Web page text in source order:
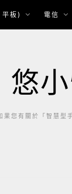
平板) 電信
悠
果您有關於「智慧